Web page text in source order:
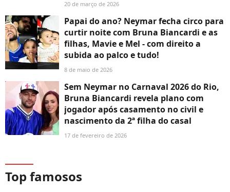
20 de março de 2026
Papai do ano? Neymar fecha circo para
curtir noite com Bruna Biancardi e as
filhas, Mavie e Mel - com direito a
subida ao palco e tudo!
8 de maio de 2026
Sem Neymar no Carnaval 2026 do Rio,
Bruna Biancardi revela plano com
jogador após casamento no civil e
nascimento da 2ª filha do casal
17 de fevereiro de 2026
Top famosos